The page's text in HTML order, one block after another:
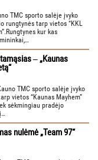
TMC sporto salėje įvyko
rungtynės tarp vietos “KKL
kur kas
‒ „Kaunas
TMC sporto salėje įvyko
vietos “Kaunas Mayhem”
sėkmingiau pradėjo
nulėmė „Team 97“